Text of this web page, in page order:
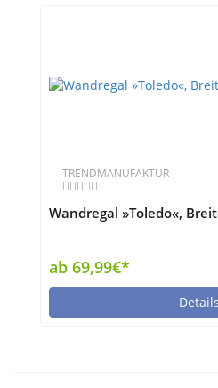
TRENDMANUFAKTUR
Wandregal »Toledo«,
ab 69,99€*
Details